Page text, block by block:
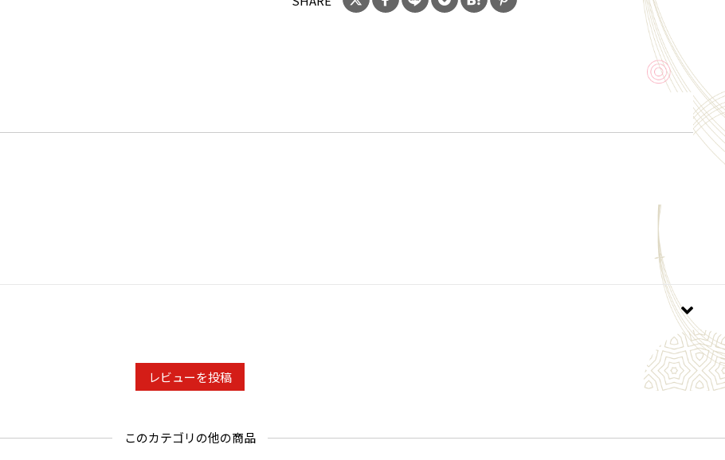
写真の色調はモニターの機種や設定により実際の商品と異なる場
合があります。 記載事項は商品改良のため予告なく変更すること
レビューを投稿
このカテゴリの他の商品